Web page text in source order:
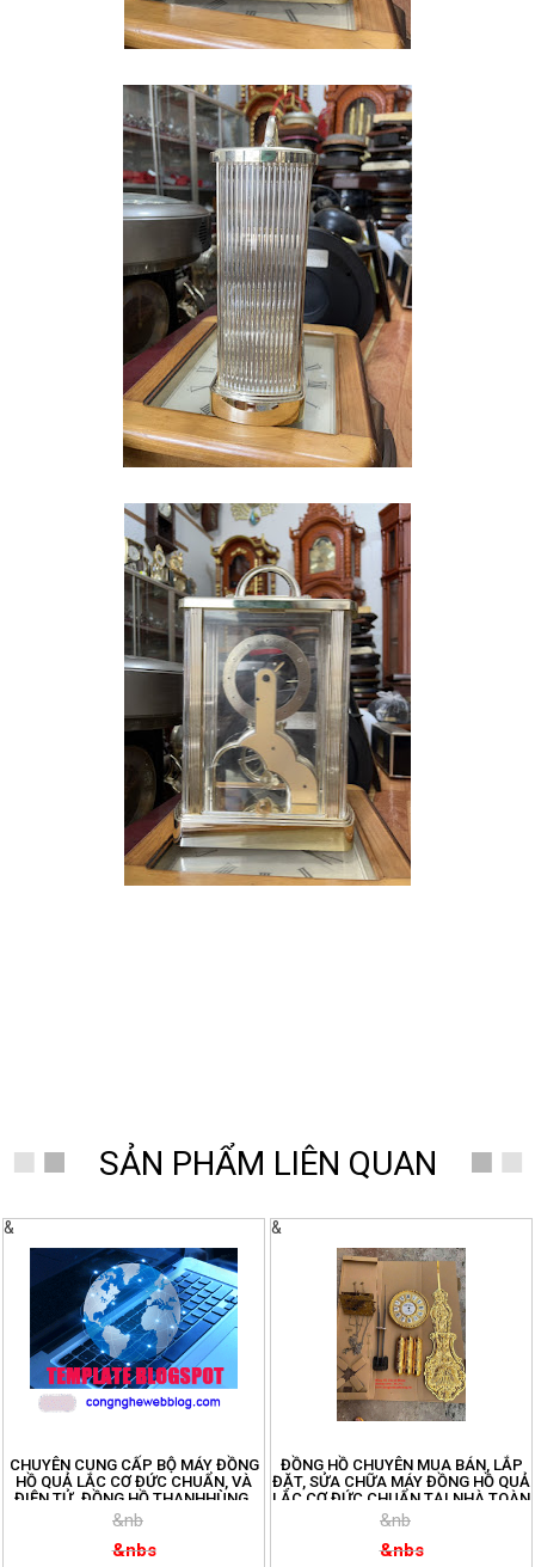
SẢN PHẨM LIÊN QUAN
&
CHUYÊN CUNG CẤP BỘ MÁY ĐỒNG
HỒ QUẢ LẮC CƠ ĐỨC CHUẨN, VÀ
ĐIỆN TỬ. ĐỒNG HỒ THANHHÙNG.
ĐT: 096.188.2921
&nb
&nbs
&
ĐỒNG HỒ CHUYÊN MUA BÁN, LẮP
ĐẶT, SỬA CHỮA MÁY ĐỒNG HỒ QUẢ
LẮC CƠ ĐỨC CHUẨN TẠI NHÀ TOÀN
QUỐC. ĐT:096.188.2921
&nb
&nbs